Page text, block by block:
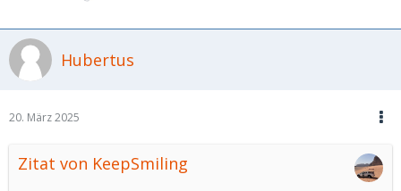
derzeit im Krieg und ob der Sold ausreicht, der Frau ein
schönes Leben zu machen, da habe ich meine Zweifel.
geprägt Idealvorstellung ist, die aber mit der russischen
Hubertus
20. März 2025
Zitat von KeepSmiling